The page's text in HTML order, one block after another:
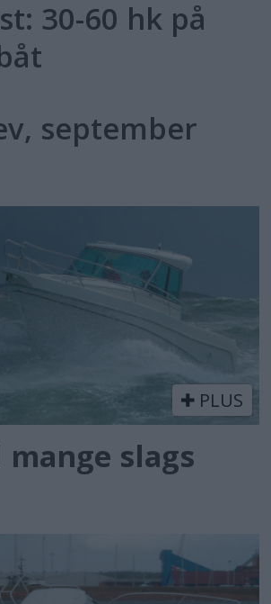
30-60 hk på
september
PLUS
slags